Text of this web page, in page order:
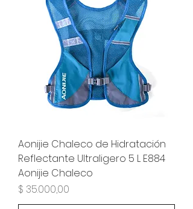
Aonijie Chaleco de Hidratación
Reflectante Ultraligero 5 L E884
Aonijie Chaleco
Precio
$ 35.000,00